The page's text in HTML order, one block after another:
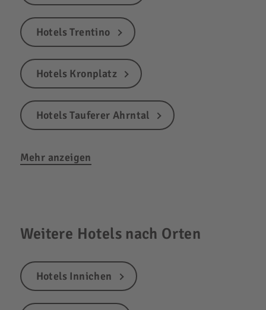
Hotels Trentino
Hotels Kronplatz
Hotels Tauferer Ahrntal
Mehr anzeigen
Weitere Hotels nach Orten
Hotels Innichen